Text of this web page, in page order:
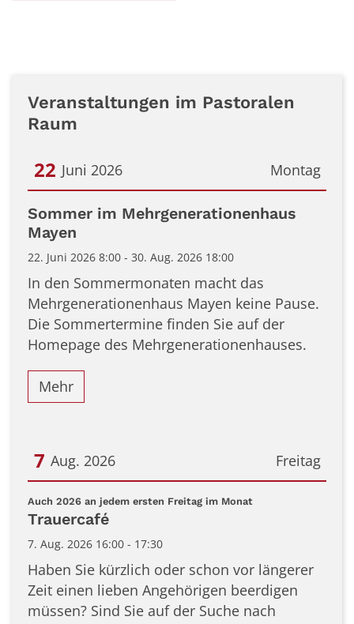
Veranstaltungen im Pastoralen
Raum
Montag
22 Juni 2026
Datum: 22. Juni 2026
Sommer im Mehrgenerationenhaus
Mayen
22. Juni 2026 8:00 - 30. Aug. 2026 18:00
In den Sommermonaten macht das
Mehrgenerationenhaus Mayen keine Pause.
Die Sommertermine finden Sie auf der
Homepage des Mehrgenerationenhauses.
Mehr
Freitag
7 Aug. 2026
Datum: 7. August 2026
Auch 2026 an jedem ersten Freitag im Monat:
Trauercafé
7. Aug. 2026 16:00 - 17:30
Haben Sie kürzlich oder schon vor längerer
Zeit einen lieben Angehörigen beerdigen
müssen? Sind Sie auf der Suche nach